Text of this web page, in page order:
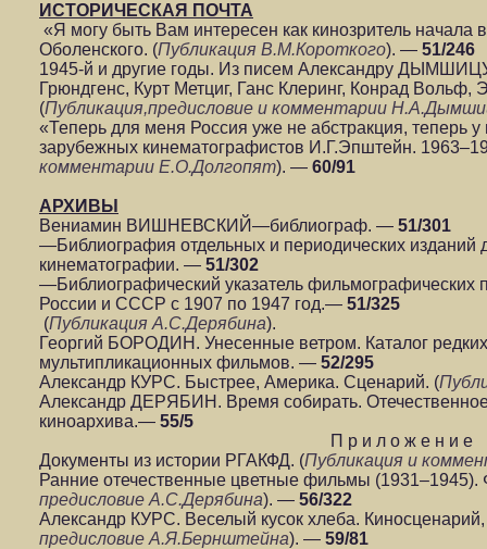
ИСТОРИЧЕСКАЯ ПОЧТА
«Я могу быть Вам интересен как кинозритель начала
Оболенского. (Публикация В.М.Короткого). — 51/246
1945-й и другие годы. Из писем Александру
Грюндгенс, Курт Метциг, Ганс Клеринг, Конрад Вольф,
(Публикация,предисловие и комментарии
«Теперь для меня Россия уже не абстракция,
зарубежных кинематографистов И.Г.Эпштейн.
комментарии Е.О.Долгопят). — 60/91
АРХИВЫ
Вениамин ВИШНЕВСКИЙ—библиограф. — 51/301
—Библиография отдельных и периодических изданий
кинематографии. — 51/302
—Библиографический указатель фильмографических
России и СССР с 1907 по 1947 год.— 51/325
(Публикация А.С.Дерябина).
Георгий БОРОДИН. Унесенные ветром. Каталог
мультипликационных фильмов. — 52/295
Александр КУРС. Быстрее, Америка. Сценарий. (
Александр ДЕРЯБИН. Время собирать.
киноархива.— 55/5
П р и л о ж е н и е
Документы из истории РГАКФД. (Публикация и
Ранние отечественные цветные фильмы
предисловие А.С.Дерябина). — 56/322
Александр КУРС. Веселый кусок хлеба. Киносценарий,
предисловие А.Я.Бернштейна). — 59/81